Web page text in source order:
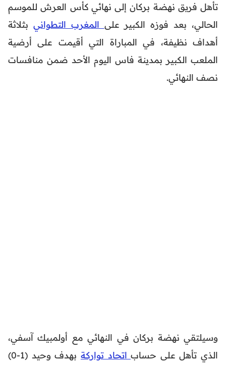
تأهل فريق نهضة بركان إلى نهائي كأس العرش للموسم
الحالي، بعد فوزه الكبير على المغرب التطواني بثلاثة
أهداف نظيفة، في المباراة التي أقيمت على أرضية
الملعب الكبير بمدينة فاس اليوم الأحد ضمن منافسات
نصف النهائي.
وسيلتقي نهضة بركان في النهائي مع أولمبيك آسفي،
الذي تأهل على حساباتحاد تواركة
بهدف وحيد (1-0)